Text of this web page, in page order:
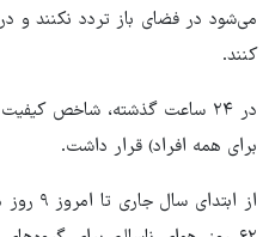
می‌شود در فضای باز تردد نکنند و
کنند.
برای همه افراد) قرار داشت.